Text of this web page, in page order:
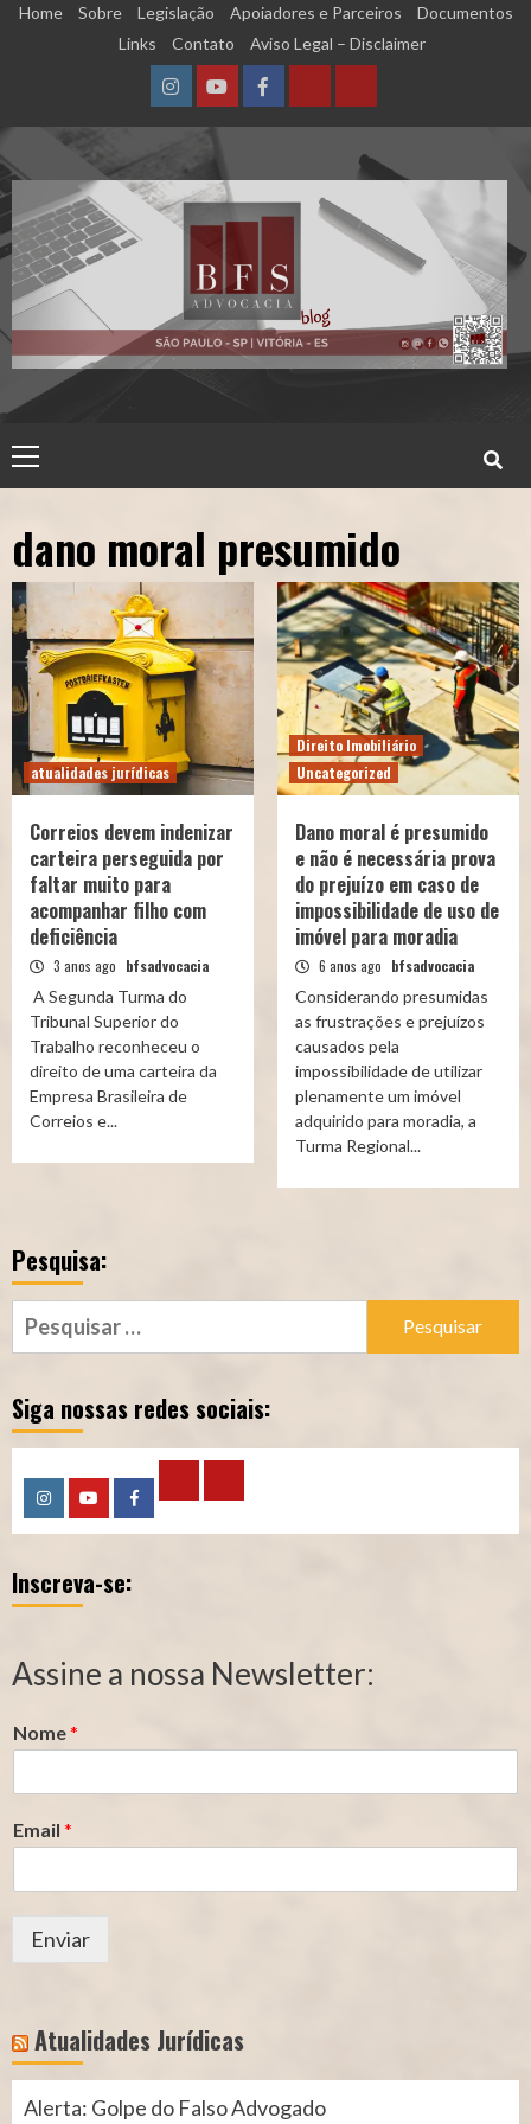
SkipHome Sobre Legislação Apoiadores e Parceiros
Documentos
Links
Contato Aviso Legal – Disclaimer
InstagramYouTubeFacebookCalculadora
Qualidade
de
Segurado
(INSS)
Calculadora
Tempo
de
Contribuição
Menu
dano moral presumido
atualidades jurídicas
Correios devem indenizar
carteira perseguida por
faltar muito para
acompanhar filho com
deficiência
3 anos ago bfsadvocacia
A Segunda Turma do
Tribunal Superior do
Trabalho reconheceu o
direito de uma carteira da
Empresa Brasileira de
Correios e...
Direito Imobiliário
Uncategorized
Dano moral é presumido
e não é necessária prova
do prejuízo em caso de
impossibilidade de uso de
imóvel para moradia
6 anos ago bfsadvocacia
Considerando presumidas
as frustrações e prejuízos
causados pela
impossibilidade de utilizar
plenamente um imóvel
adquirido para moradia, a
Turma Regional...
Pesquisa:
Pesquisar
por:
Siga nossas redes sociais:
InstagramYouTubeFacebook
Calculadora
–
Segurado
Calculadora
–
Contribuição
Inscreva-se:
Assine a nossa Newsletter:
Nome*
Email *
Enviar
Atualidades Jurídicas
Alerta: Golpe do Falso Advogado